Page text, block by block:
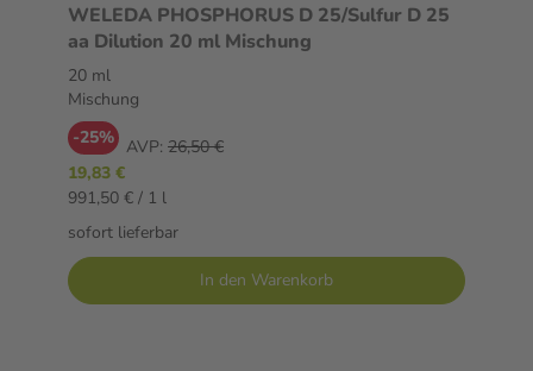
WELEDA PHOSPHORUS D 25/Sulfur D 25
aa Dilution 20 ml Mischung
20 ml
Mischung
-25% AVP: 26,50 €
19,83 €
991,50 € / 1 l
sofort lieferbar
In den Warenkorb